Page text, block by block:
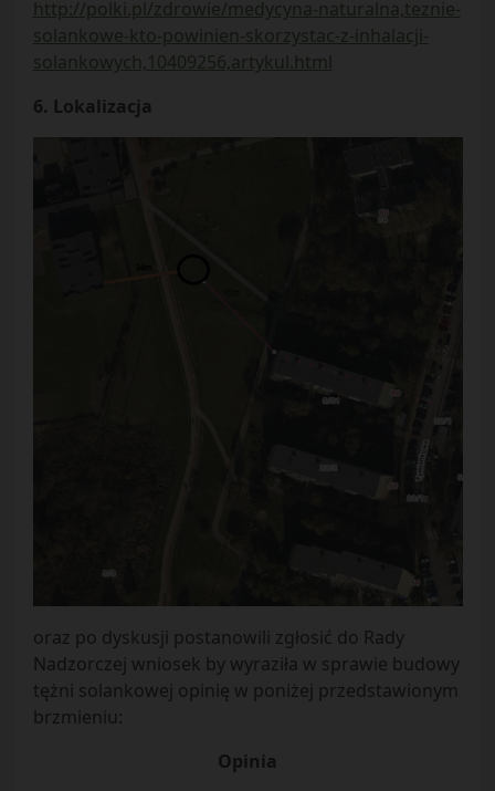
http://polki.pl/zdrowie/medycyna-naturalna,teznie-
solankowe-kto-powinien-skorzystac-z-inhalacji-
solankowych,10409256,artykul.html
6. Lokalizacja
oraz po dyskusji postanowili zgłosić do Rady
Nadzorczej wniosek by wyraziła w sprawie budowy
tężni solankowej opinię w poniżej przedstawionym
brzmieniu:
Opinia